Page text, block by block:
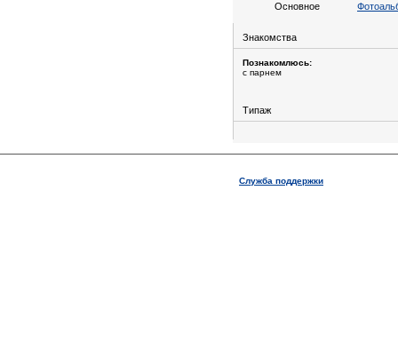
Основное
Знакомства
Познакомлюсь:
с парнем
Типаж
Служба поддержки